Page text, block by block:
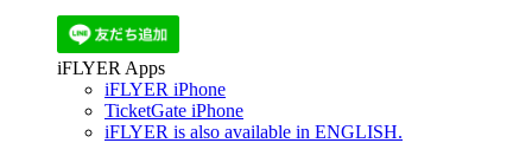
iFLYER Apps
iFLYER iPhone
TicketGate iPhone
iFLYER is also available in ENGLISH.